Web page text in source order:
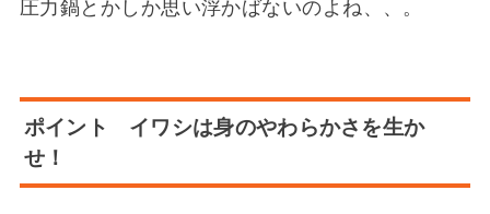
圧力鍋とかしか思い浮かばないのよね、、。
ポイント イワシは身のやわらかさを生か
せ！